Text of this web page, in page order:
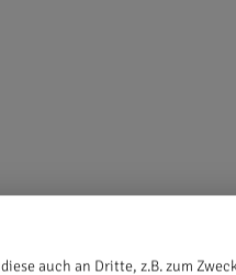
auch an Dritte, z.B. zum